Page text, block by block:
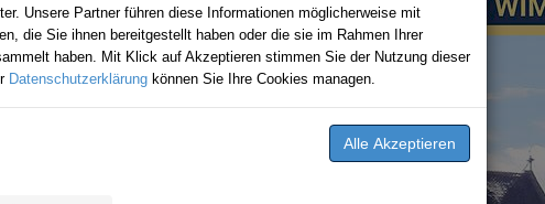
Unsere Partner führen diese Informationen möglicherweise mit
die Sie ihnen bereitgestellt haben oder die sie im Rahmen Ihrer
haben. Mit Klick auf Akzeptieren stimmen Sie der Nutzung dieser
Datenschutzerklärung können Sie Ihre Cookies managen.